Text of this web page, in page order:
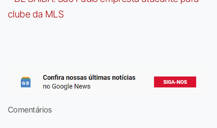
clube da MLS
Comentários